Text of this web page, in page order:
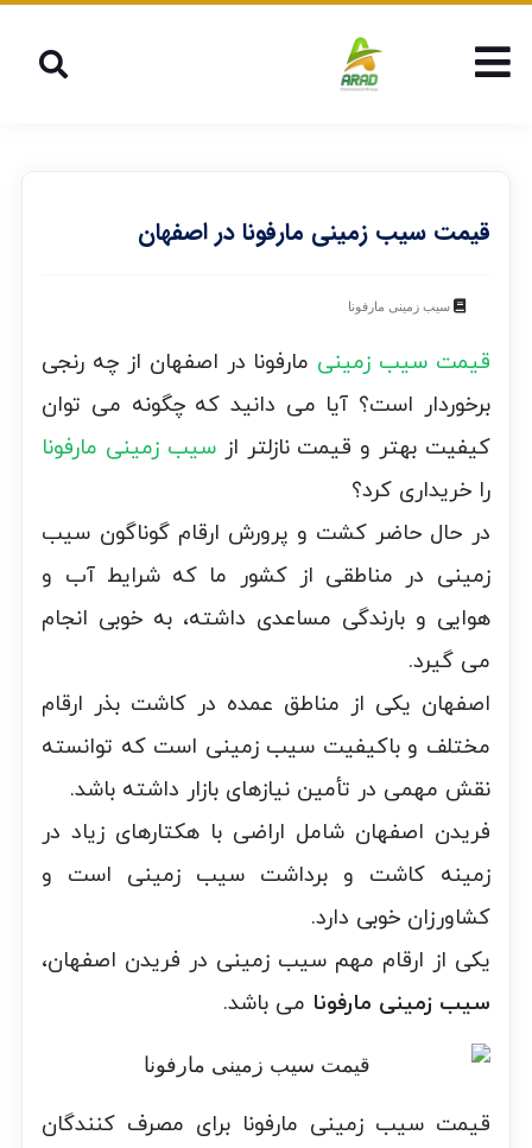
قیمت سیب زمینی مارفونا در اصفهان
سیب زمینی مارفونا
قیمت سیب زمینی مارفونا در اصفهان از چه رنجی
برخوردار است؟ آیا می دانید که چگونه می توان
کیفیت بهتر و قیمت نازلتر ازسیب زمینی مارفونا
را خریداری کرد؟
در حال حاضر کشت و پرورش ارقام گوناگون سیب
زمینی در مناطقی از کشور ما که شرایط آب و
هوایی و بارندگی مساعدی داشته، به خوبی انجام
می گیرد.
اصفهان یکی از مناطق عمده در کاشت بذر ارقام
مختلف و باکیفیت سیب زمینی است که توانسته
نقش مهمی در تأمین نیازهای بازار داشته باشد.
فریدن اصفهان شامل اراضی با هکتارهای زیاد در
زمینه کاشت و برداشت سیب زمینی است و
کشاورزان خوبی دارد.
یکی از ارقام مهم سیب زمینی در فریدن اصفهان،
سیب زمینی مارفونا می باشد.
قیمت سیب زمینی مارفونا برای مصرف کنندگان